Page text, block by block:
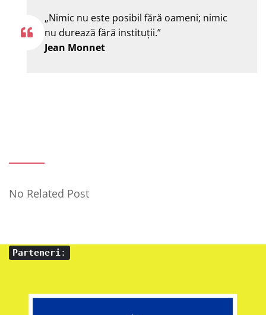
„Nimic nu este posibil fără oameni; nimic
nu durează fără instituţii.”
Jean Monnet
No Related Post
Parteneri: